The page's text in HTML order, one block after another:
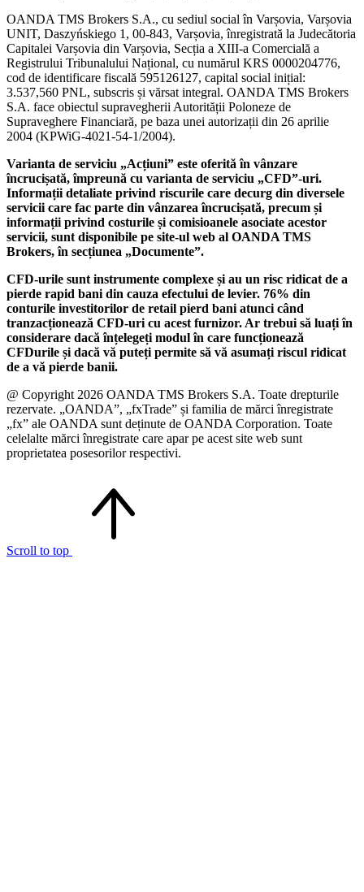
OANDA TMS Brokers S.A., cu sediul social în Varșovia, Varșovia
UNIT, Daszyńskiego 1, 00-843, Varșovia, înregistrată la Judecătoria
Capitalei Varșovia din Varșovia, Secția a XIII-a Comercială a
Registrului Tribunalului Național, cu numărul KRS 0000204776,
cod de identificare fiscală 595126127, capital social inițial:
3.537,560 PNL, subscris și vărsat integral. OANDA TMS Brokers
S.A. face obiectul supravegherii Autorității Poloneze de
Supraveghere Financiară, pe baza unei autorizații din 26 aprilie
2004 (KPWiG-4021-54-1/2004).
Varianta de serviciu „Acțiuni” este oferită în vânzare
încrucișată, împreună cu varianta de serviciu „CFD”-uri.
Informații detaliate privind riscurile care decurg din diversele
servicii care fac parte din vânzarea încrucișată, precum și
informații privind costurile și comisioanele asociate acestor
servicii, sunt disponibile pe site-ul web al OANDA TMS
Brokers, în secțiunea „Documente”.
CFD-urile sunt instrumente complexe și au un risc ridicat de a
pierde rapid bani din cauza efectului de levier. 76% din
conturile investitorilor de retail pierd bani atunci când
tranzacționează CFD-uri cu acest furnizor. Ar trebui să luați în
considerare dacă înțelegeți modul în care funcționează
CFDurile și dacă vă puteți permite să vă asumați riscul ridicat
de a vă pierde banii.
@ Copyright 2026 OANDA TMS Brokers S.A. Toate drepturile
rezervate. „OANDA”, „fxTrade” și familia de mărci înregistrate
„fx” ale OANDA sunt deținute de OANDA Corporation. Toate
celelalte mărci înregistrate care apar pe acest site web sunt
proprietatea posesorilor respectivi.
Scroll to top